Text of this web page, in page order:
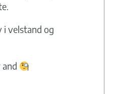
velstand og
and